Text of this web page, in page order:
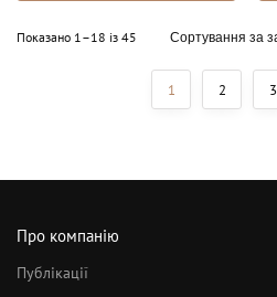
Показано 1–18 із 45
1 2 3
Про компанію
Публікації